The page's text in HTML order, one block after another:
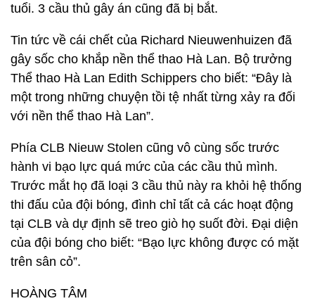
tuổi. 3 cầu thủ gây án cũng đã bị bắt.
Tin tức về cái chết của Richard Nieuwenhuizen đã
gây sốc cho khắp nền thể thao Hà Lan. Bộ trưởng
Thể thao Hà Lan Edith Schippers cho biết: “Đây là
một trong những chuyện tồi tệ nhất từng xảy ra đối
với nền thể thao Hà Lan”.
Phía CLB Nieuw Stolen cũng vô cùng sốc trước
hành vi bạo lực quá mức của các cầu thủ mình.
Trước mắt họ đã loại 3 cầu thủ này ra khỏi hệ thống
thi đấu của đội bóng, đình chỉ tất cả các hoạt động
tại CLB và dự định sẽ treo giò họ suốt đời. Đại diện
của đội bóng cho biết: “Bạo lực không được có mặt
trên sân cỏ”.
HOÀNG TÂM